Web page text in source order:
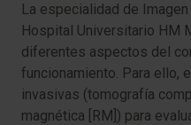
La especialidad de
Hospital Universitario HM
diferentes aspectos del
funcionamiento. Para ello,
invasivas (tomografía
magnética [RM]) para